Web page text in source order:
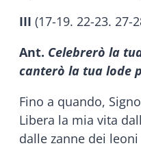
III (17-19. 22-23. 27-
Ant. Celebrerò la
canterò la tua lode
Fino a quando,
Libera la mia vita
dalle zanne dei